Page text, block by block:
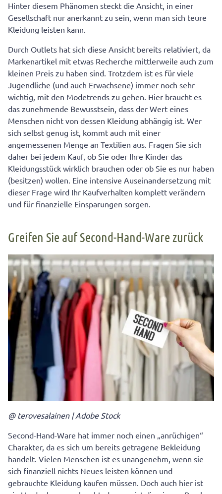
Hinter diesem Phänomen steckt die Ansicht, in einer
Gesellschaft nur anerkannt zu sein, wenn man sich teure
Kleidung leisten kann.
Durch Outlets hat sich diese Ansicht bereits relativiert, da
Markenartikel mit etwas Recherche mittlerweile auch zum
kleinen Preis zu haben sind. Trotzdem ist es für viele
Jugendliche (und auch Erwachsene) immer noch sehr
wichtig, mit den Modetrends zu gehen. Hier braucht es
das zunehmende Bewusstsein, dass der Wert eines
Menschen nicht von dessen Kleidung abhängig ist. Wer
sich selbst genug ist, kommt auch mit einer
angemessenen Menge an Textilien aus. Fragen Sie sich
daher bei jedem Kauf, ob Sie oder Ihre Kinder das
Kleidungsstück wirklich brauchen oder ob Sie es nur haben
(besitzen) wollen. Eine intensive Auseinandersetzung mit
dieser Frage wird Ihr Kaufverhalten komplett verändern
und für finanzielle Einsparungen sorgen.
Greifen Sie auf Second-Hand-Ware zurück
@ terovesalainen | Adobe Stock
Second-Hand-Ware hat immer noch einen „anrüchigen“
Charakter, da es sich um bereits getragene Bekleidung
handelt. Vielen Menschen ist es unangenehm, wenn sie
sich finanziell nichts Neues leisten können und
gebrauchte Kleidung kaufen müssen. Doch auch hier ist